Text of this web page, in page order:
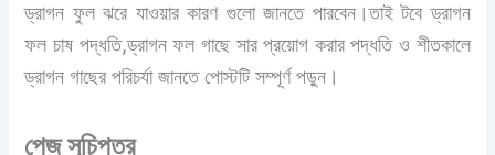
ড্রাগন ফুল ঝরে যাওয়ার কারণ গুলো জানতে পারবেন।তাই টবে ড্রাগন
ফল চাষ পদ্ধতি,ড্রাগন ফল গাছে সার প্রয়োগ করার পদ্ধতি ও শীতকালে
ড্রাগন গাছের পরিচর্যা জানতে পোস্টটি সম্পূর্ণ পড়ুন।
পেজ সূচিপত্র